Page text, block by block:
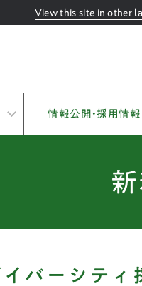
View this site in other
情報公開•採用情報
バーシテ